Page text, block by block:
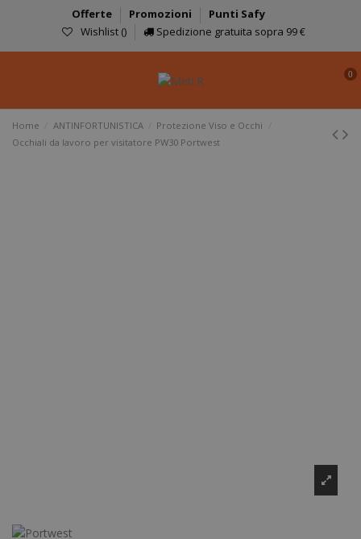
Offerte Promozioni
Punti Safy
Wishlist () Spedizione gratuita sopra 99 €
0
Home ANTINFORTUNISTICA
Protezione Viso e Occhi
Occhiali da lavoro per visitatore PW30 Portwest